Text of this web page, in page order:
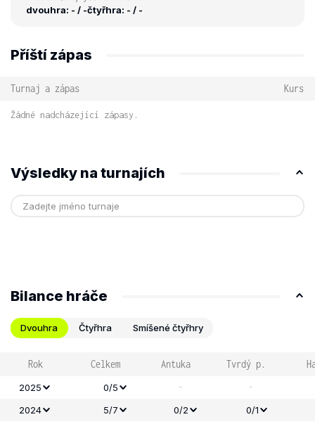
dvouhra: - / -čtyřhra: - / -
Příští zápas
Turnaj a zápas Kurs
Žádné nadcházející zápasy.
Výsledky na turnajích
Bilance hráče
Dvouhra Čtyřhra Smíšené čtyřhry
Rok Celkem Antuka Tvrdý p.
2025 0/5 - -
2024 5/7 0/2
0/1